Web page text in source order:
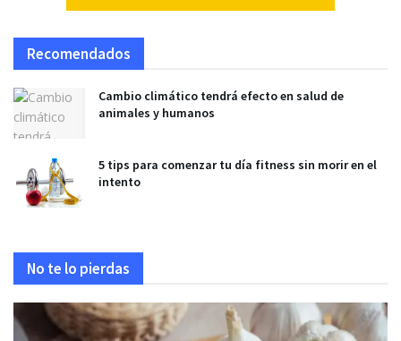
Recomendados
Cambio climático tendrá efecto en salud de
animales y humanos
5 tips para comenzar tu día fitness sin morir en el
intento
No te lo pierdas